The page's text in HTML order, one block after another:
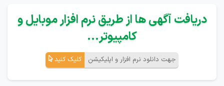
دریافت آگهی ها از طریق نرم افزار موبایل و
کامپیوتر...
جهت دانلود نرم افزار و اپلیکیشن کلیک کنید